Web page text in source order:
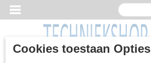
Cookies toestaan Opties